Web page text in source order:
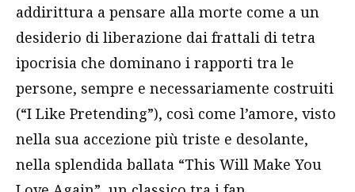
addirittura a pensare alla morte come a un
desiderio di liberazione dai frattali di tetra
ipocrisia che dominano i rapporti tra le
persone, sempre e necessariamente costruiti
(“I Like Pretending”), così come l’amore, visto
nella sua accezione più triste e desolante,
nella splendida ballata “This Will Make You